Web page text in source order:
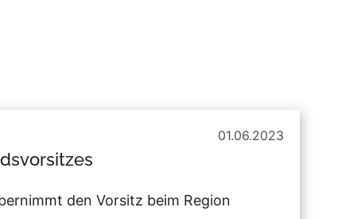
01.06.2023
den Vorsitz beim Region